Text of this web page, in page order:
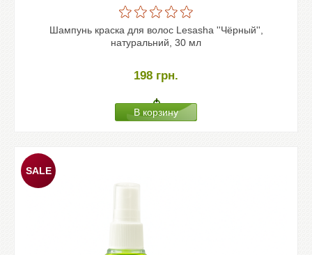
Шампунь краска для волос Lesasha ''Чёрный'',
натуральний, 30 мл
198 грн.